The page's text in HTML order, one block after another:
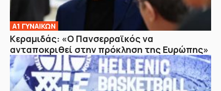
Α1 ΓΥΝΑΙΚΩΝ
Κεραμιδάς: «Ο Πανσερραϊκός να
ανταποκριθεί στην πρόκληση της Ευρώπης»